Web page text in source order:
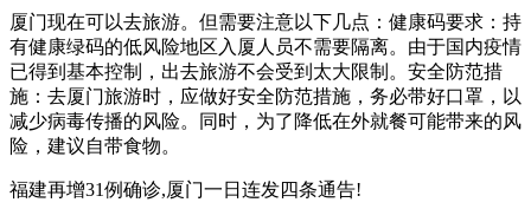
厦门现在可以去旅游。但需要注意以下几点：健康码要求：持
有健康绿码的低风险地区入厦人员不需要隔离。由于国内疫情
已得到基本控制，出去旅游不会受到太大限制。安全防范措
施：去厦门旅游时，应做好安全防范措施，务必带好口罩，以
减少病毒传播的风险。同时，为了降低在外就餐可能带来的风
险，建议自带食物。
福建再增31例确诊,厦门一日连发四条通告!